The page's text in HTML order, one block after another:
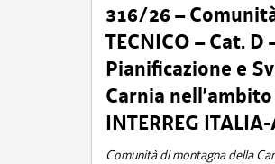
316/26 –
TECNICO – Cat.
Pianificazione e
Carnia
INTERREG
Comunità di montagna della